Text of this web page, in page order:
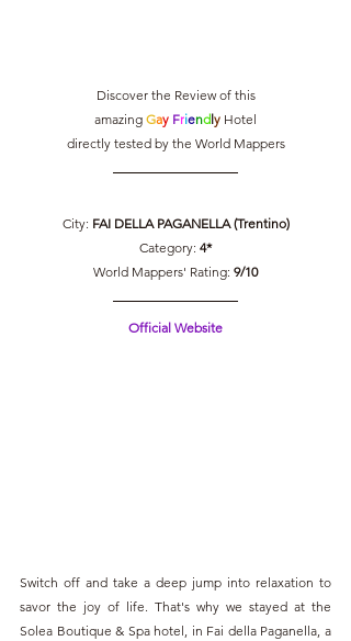
Discover the Review of this
amazing Gay Friendly Hotel
directly tested by the World Mappers
City: FAI DELLA PAGANELLA (Trentino)
Category: 4*
World Mappers' Rating: 9/10
Official Website
Switch off and take a deep jump into relaxation to
savor the joy of life. That's why we stayed at the
Solea Boutique & Spa hotel, in Fai della Paganella, a